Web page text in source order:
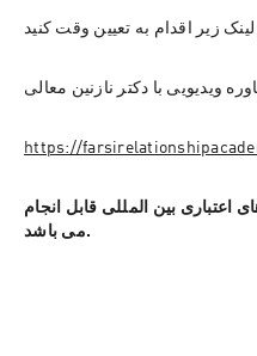
ویدیویی با دکتر نازنین معالی
https://
اعتباری بین المللی قابل انجام
می باشد.